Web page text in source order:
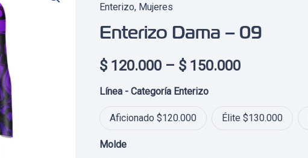
Enterizo, Mujeres
Enterizo Dama – 09
$120.000 – $150.000Price
$ 120.000
Línea - Categoría Enterizo
Aficionado $120.000 Élite $130.000
Molde